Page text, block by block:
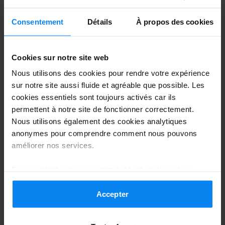
Consentement Détails À propos des cookies
Cookies sur notre site web
Nous utilisons des cookies pour rendre votre expérience
sur notre site aussi fluide et agréable que possible. Les
cookies essentiels sont toujours activés car ils
permettent à notre site de fonctionner correctement.
Nous utilisons également des cookies analytiques
anonymes pour comprendre comment nous pouvons
améliorer nos services.
conformément aux règles en vigueur dans votre pays,
mais vous pouvez modifier vos paramètres à tout
moment. Pour plus de détails, consultez notrePolitique
Accepter
sans hésiter !
Très bon service, personnel accueillant,
Navette extérieure 6 août 2026
Christelle CAPAROS
est vraiment a côté de l aeroport, pour un